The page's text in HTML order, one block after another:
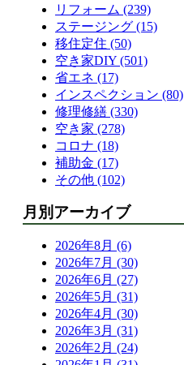
リフォーム (239)
ステージング (15)
移住定住 (50)
空き家DIY (501)
省エネ (17)
インスペクション (80)
修理修繕 (330)
空き家 (278)
コロナ (18)
補助金 (17)
その他 (102)
月別アーカイブ
2026年8月 (6)
2026年7月 (30)
2026年6月 (27)
2026年5月 (31)
2026年4月 (30)
2026年3月 (31)
2026年2月 (24)